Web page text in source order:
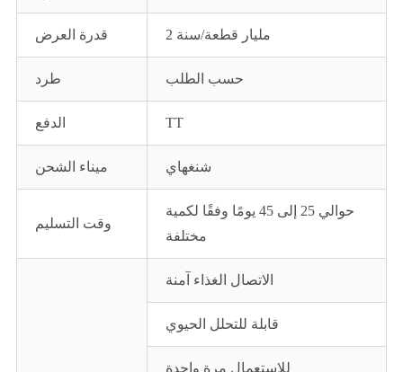
قدرة العرض 2 مليار قطعة/سنة
طرد حسب الطلب
الدفع TT
ميناء الشحن شنغهاي
وقت التسليم
حوالي 25 إلى 45 يومًا وفقًا لكمية
مختلفة
الاتصال الغذاء آمنة
قابلة للتحلل الحيوي
للاستعمال مرة واحدة